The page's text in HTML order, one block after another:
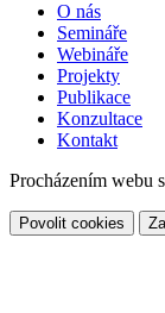
O nás
Semináře
Webináře
Projekty
Publikace
Konzultace
Kontakt
Procházením webu
Povolit cookies